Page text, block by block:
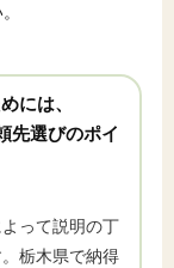
には、
先選びのポイ
って説明の丁
栃木県で納得